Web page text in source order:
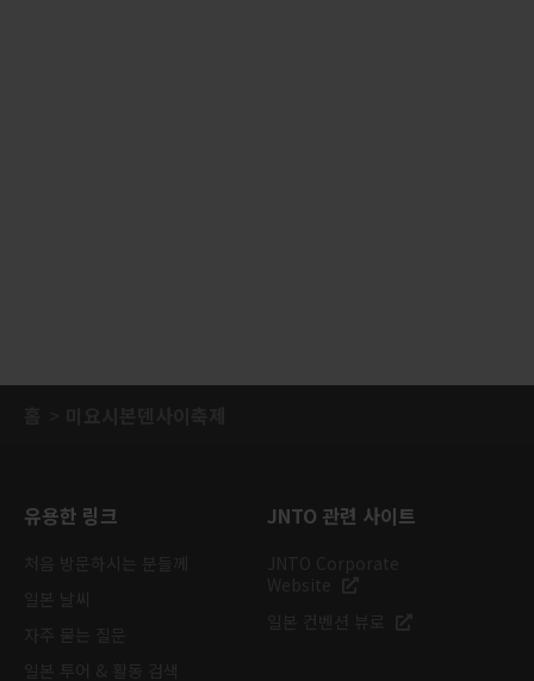
유용한 링크 JNTO 관련 사이트